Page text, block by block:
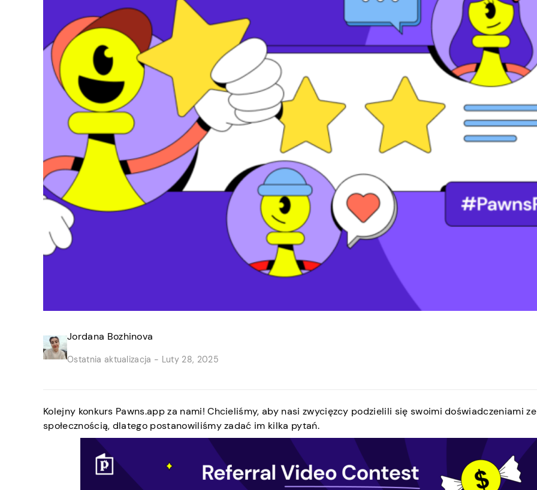
Jordana Bozhinova
Ostatnia aktualizacja - Luty 28, 2025
Kolejny konkurs Pawns.app za nami! Chcieliśmy, aby nasi zwycięzcy podzielili się swoimi doświadczeniami ze
społecznością, dlatego postanowiliśmy zadać im kilka pytań.